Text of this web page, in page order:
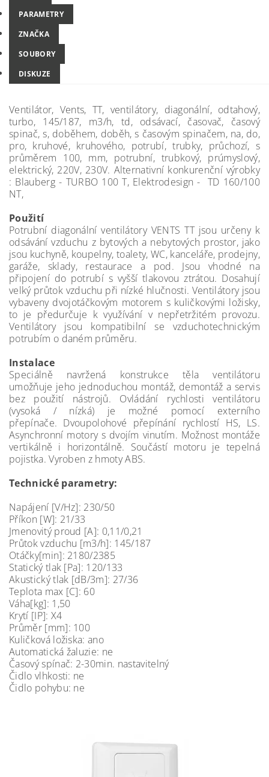
PARAMETRY
ZNAČKA
SOUBORY
DISKUZE
Ventilátor, Vents, TT, ventilátory, diagonální, odtahový,
turbo, 145/187, m3/h, td, odsávací, časovač, časový
spinač, s, doběhem, doběh, s časovým spinačem, na, do,
pro, kruhové, kruhového, potrubí, trubky, průchozí, s
průměrem 100, mm, potrubní, trubkový, prúmyslový,
elektrický, 220V, 230V. Alternativní konkurenční výrobky
: Blauberg - TURBO 100 T, Elektrodesign - TD 160/100
NT,
Použití
Potrubní diagonální ventilátory VENTS TT jsou určeny k
odsávání vzduchu z bytových a nebytových prostor, jako
jsou kuchyně, koupelny, toalety, WC, kanceláře, prodejny,
garáže, sklady, restaurace a pod. Jsou vhodné na
připojení do potrubí s vyšší tlakovou ztrátou. Dosahují
velký průtok vzduchu při nízké hlučnosti. Ventilátory jsou
vybaveny dvojotáčkovým motorem s kuličkovými ložisky,
to je předurčuje k využívání v nepřetržitém provozu.
Ventilátory jsou kompatibilní se vzduchotechnickým
potrubím o daném průměru.
Instalace
Speciálně navržená konstrukce těla ventilátoru
umožňuje jeho jednoduchou montáž, demontáž a servis
bez použití nástrojů. Ovládání rychlosti ventilátoru
(vysoká / nízká) je možné pomocí externího
přepínače. Dvoupolohové přepínání rychlostí HS, LS.
Asynchronní motory s dvojím vinutím. Možnost montáže
vertikálně i horizontálně. Součástí motoru je tepelná
pojistka. Vyroben z hmoty ABS.
Technické parametry:
Napájení [V/Hz]: 230/50
Příkon [W]: 21/33
Jmenovitý proud [A]: 0,11/0,21
Průtok vzduchu [m3/h]: 145/187
Otáčky[min]: 2180/2385
Statický tlak [Pa]: 120/133
Akustický tlak [dB/3m]: 27/36
Teplota max [C]: 60
Váha[kg]: 1,50
Krytí [IP]: X4
Průměr [mm]: 100
Kuličková ložiska: ano
Automatická žaluzie: ne
Časový spínač: 2-30min. nastavitelný
Čidlo vlhkosti: ne
Čidlo pohybu: ne